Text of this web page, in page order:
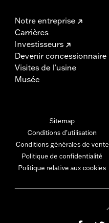
Notre entreprise
Carrières
Investisseurs
Devenir concessionnaire
Visites de l’usine
Musée
Sitemap
Conditions d'utilisation
Conditions générales de vente
Politique de confidentialité
Politique relative aux cookies